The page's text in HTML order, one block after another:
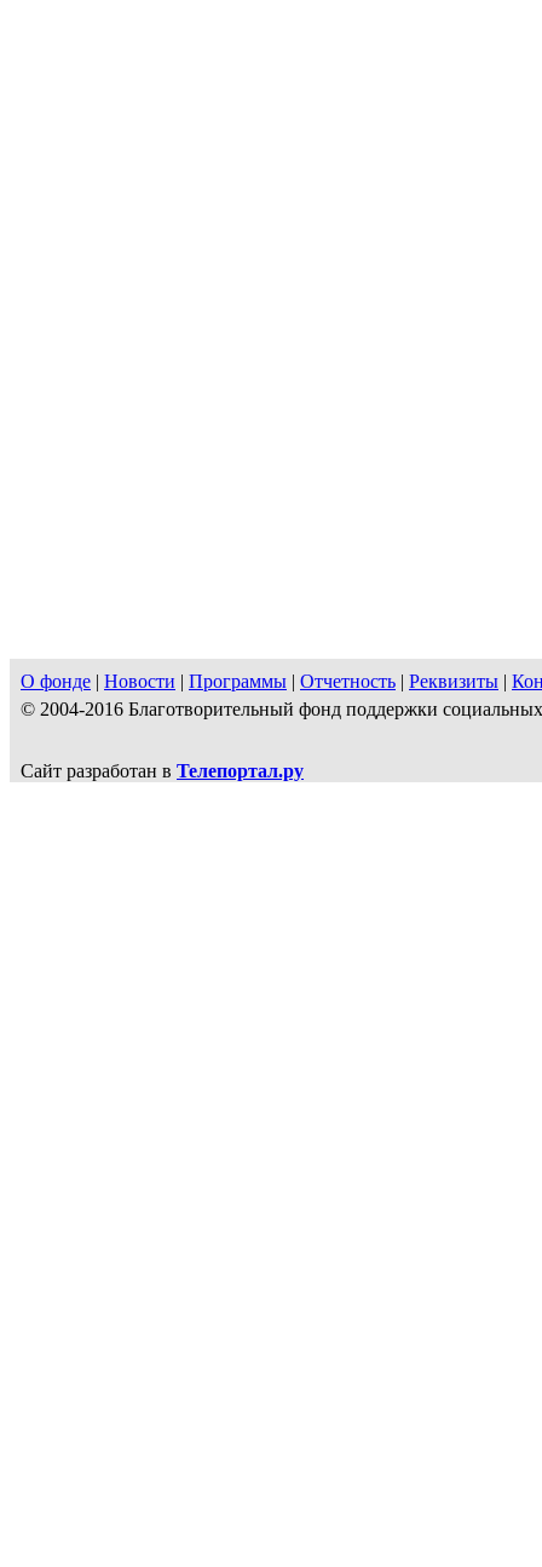
О фонде | Новости | Программы | Отчетность | Реквизиты |
© 2004-2016 Благотворительный фонд поддержки
Сайт разработан в Телепортал.ру